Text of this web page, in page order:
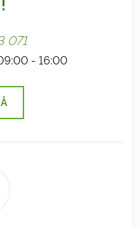
071
- 16:00
ÅPNES I NY FANE)